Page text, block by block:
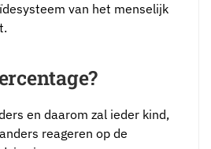
van het menselijk
en daarom zal ieder kind,
reageren op de